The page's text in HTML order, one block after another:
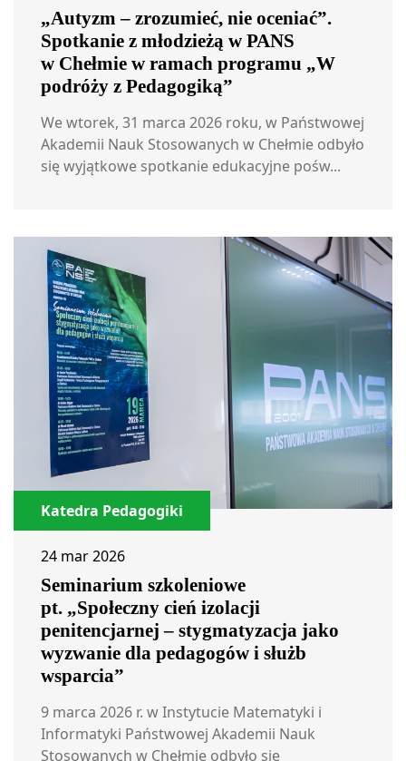
„Autyzm – zrozumieć, nie oceniać”.
Spotkanie z młodzieżą w PANS
w Chełmie w ramach programu „W
podróży z Pedagogiką”
We wtorek, 31 marca 2026 roku, w Państwowej
Akademii Nauk Stosowanych w Chełmie odbyło
się wyjątkowe spotkanie edukacyjne pośw...
Katedra Pedagogiki
24 mar 2026
Seminarium szkoleniowe
pt. „Społeczny cień izolacji
penitencjarnej – stygmatyzacja jako
wyzwanie dla pedagogów i służb
wsparcia”
9 marca 2026 r. w Instytucie Matematyki i
Informatyki Państwowej Akademii Nauk
Stosowanych w Chełmie odbyło się